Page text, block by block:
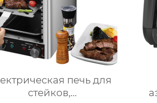
печь для
стейков,